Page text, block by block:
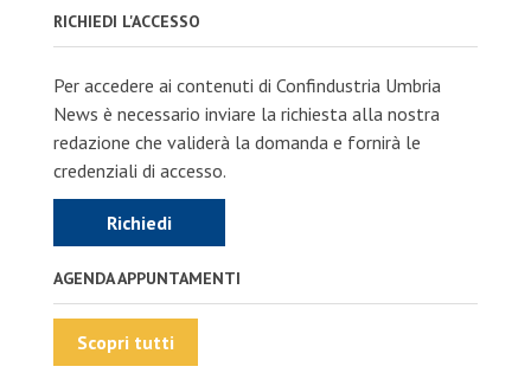
RICHIEDI L'ACCESSO
Per accedere ai contenuti di Confindustria Umbria
News è necessario inviare la richiesta alla nostra
redazione che validerà la domanda e fornirà le
credenziali di accesso.
Richiedi
AGENDA APPUNTAMENTI
Scopri tutti